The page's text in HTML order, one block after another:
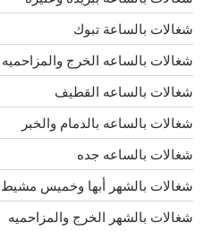
شغالات بالساعة تبوك
شغالات بالساعه الخرج والمزاحميه
شغالات بالساعه القطيف
شغالات بالساعه بالدمام والخبر
شغالات بالساعه جده
شغالات بالشهر أبها وخميس مشيط
شغالات بالشهر الخرج والمزاحميه